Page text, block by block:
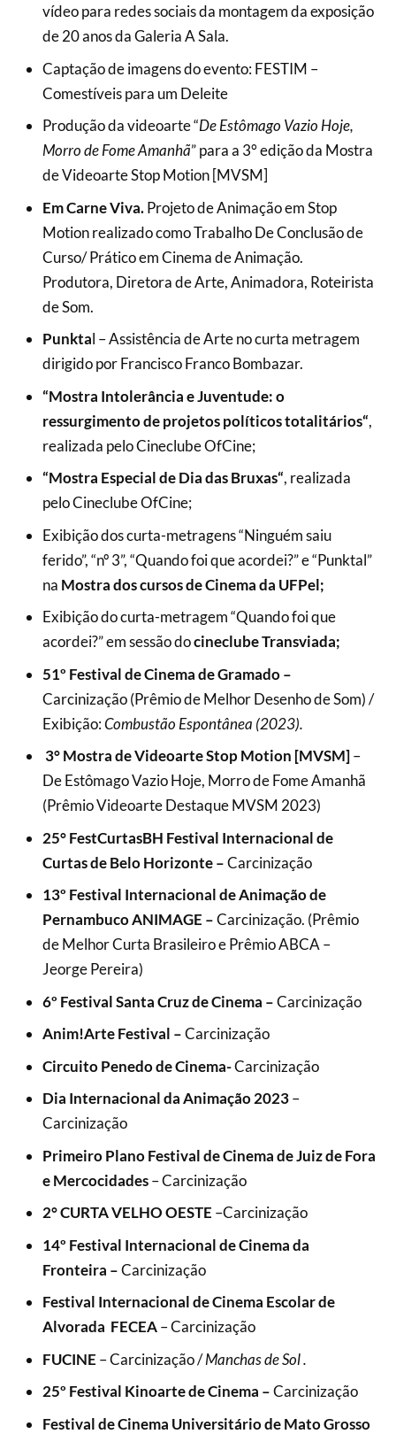
vídeo para redes sociais da montagem da exposição
de 20 anos da Galeria A Sala.
Captação de imagens do evento: FESTIM –
Comestíveis para um Deleite
Produção da videoarte “De Estômago Vazio Hoje,
Morro de Fome Amanhã”para a 3° edição da Mostra
de Videoarte Stop Motion [MVSM]
Em Carne Viva.Projeto de Animação em Stop
Motion realizado como Trabalho De Conclusão de
Curso/ Prático em Cinema de Animação.
Produtora, Diretora de Arte, Animadora, Roteirista
de Som.
Punktal – Assistência de Arte no curta metragem
dirigido por Francisco Franco Bombazar.
“Mostra Intolerância e Juventude: o
ressurgimento de projetos políticos totalitários“,
realizada pelo Cineclube OfCine;
“Mostra Especial de Dia das Bruxas“, realizada
pelo Cineclube OfCine;
Exibição dos curta-metragens “Ninguém saiu
ferido”, “nº 3”, “Quando foi que acordei?” e “Punktal”
na Mostra dos cursos de Cinema da UFPel;
Exibição do curta-metragem “Quando foi que
acordei?” em sessão docineclube Transviada;
51º Festival de Cinema de Gramado –
Carcinização(Prêmio de Melhor Desenho de Som) /
Exibição:Combustão Espontânea (2023).
3° Mostra de Videoarte Stop Motion [MVSM]–
De Estômago Vazio Hoje, Morro de Fome Amanhã
(Prêmio Videoarte Destaque MVSM 2023)
25° FestCurtasBH Festival Internacional de
Curtas de Belo Horizonte –Carcinização
13º Festival Internacional de Animação de
Pernambuco ANIMAGE –Carcinização. (Prêmio
de Melhor Curta Brasileiro ePrêmio ABCA –
Jeorge Pereira)
6º Festival Santa Cruz de Cinema –Carcinização
Anim!Arte Festival –Carcinização
Circuito Penedo de Cinema-Carcinização
Dia Internacional da Animação 2023–
Carcinização
Primeiro Plano Festival de Cinema de Juiz de Fora
e Mercocidades–Carcinização
2° CURTA VELHO OESTE –Carcinização
14º Festival Internacional de Cinema da
Fronteira –Carcinização
Festival Internacional de Cinema Escolar de
Alvorada FECEA–Carcinização
FUCINE –Carcinização/Manchas de Sol .
25º Festival Kinoarte de Cinema –Carcinização
Festival de Cinema Universitário de Mato Grosso